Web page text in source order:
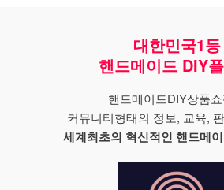
대한민국1등
핸드메이드 DIY
핸드메이드DIY상품
커뮤니티형태의 정보, 교육,
세계최초의 혁신적인 핸드메